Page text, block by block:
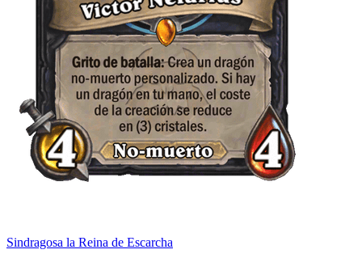
Sindragosa la Reina de Escarcha